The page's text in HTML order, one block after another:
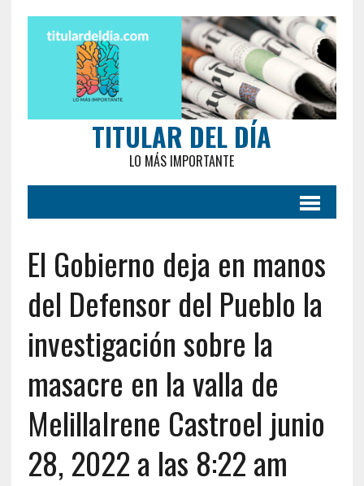
TITULAR DEL DÍA
LO MÁS IMPORTANTE
El Gobierno deja en manos
del Defensor del Pueblo la
investigación sobre la
masacre en la valla de
MelillaIrene Castroel junio
28, 2022 a las 8:22 am